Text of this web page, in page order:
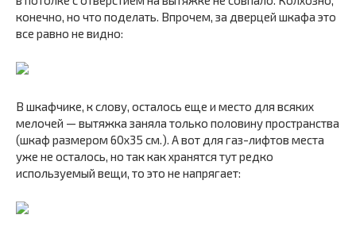
конечно, но что поделать. Впрочем, за дверцей шкафа это
все равно не видно:
В шкафчике, к слову, осталось еще и место для всяких
мелочей — вытяжка заняла только половину пространства
(шкаф размером 60х35 см.). А вот для газ-лифтов места
уже не осталось, но так как хранятся тут редко
используемый вещи, то это не напрягает: